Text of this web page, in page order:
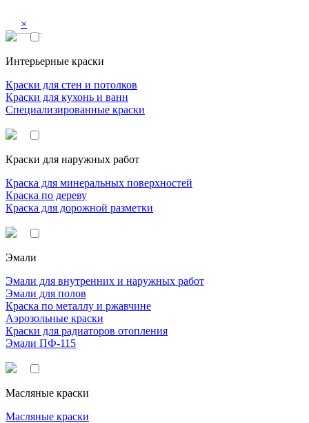
×
Интерьерные краски
Краски для стен и потолков
Краски для кухонь и ванн
Специализированные краски
Краски для наружных работ
Краска для минеральных поверхностей
Краска по дереву
Краска для дорожной разметки
Эмали
Эмали для внутренних и наружных работ
Эмали для полов
Краска по металлу и ржавчине
Аэрозольные краски
Краски для радиаторов отопления
Эмали ПФ-115
Масляные краски
Масляные краски